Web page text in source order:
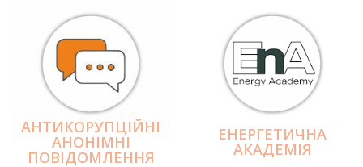
АНТИКОРУПЦІЙНІ
АНОНІМНІ
ПОВІДОМЛЕННЯ
ЕНЕРГЕТИЧНА
АКАДЕМІЯ